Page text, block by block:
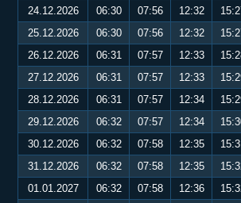
24.12.2026
06:30 07:56 12:32
25.12.2026
06:30 07:56 12:32
26.12.2026
06:31 07:57 12:33
27.12.2026
06:31 07:57 12:33
28.12.2026
06:31 07:57 12:34
29.12.2026
06:32 07:57 12:34
30.12.2026
06:32 07:58 12:35
31.12.2026
06:32 07:58 12:35
01.01.2027
06:32 07:58 12:36